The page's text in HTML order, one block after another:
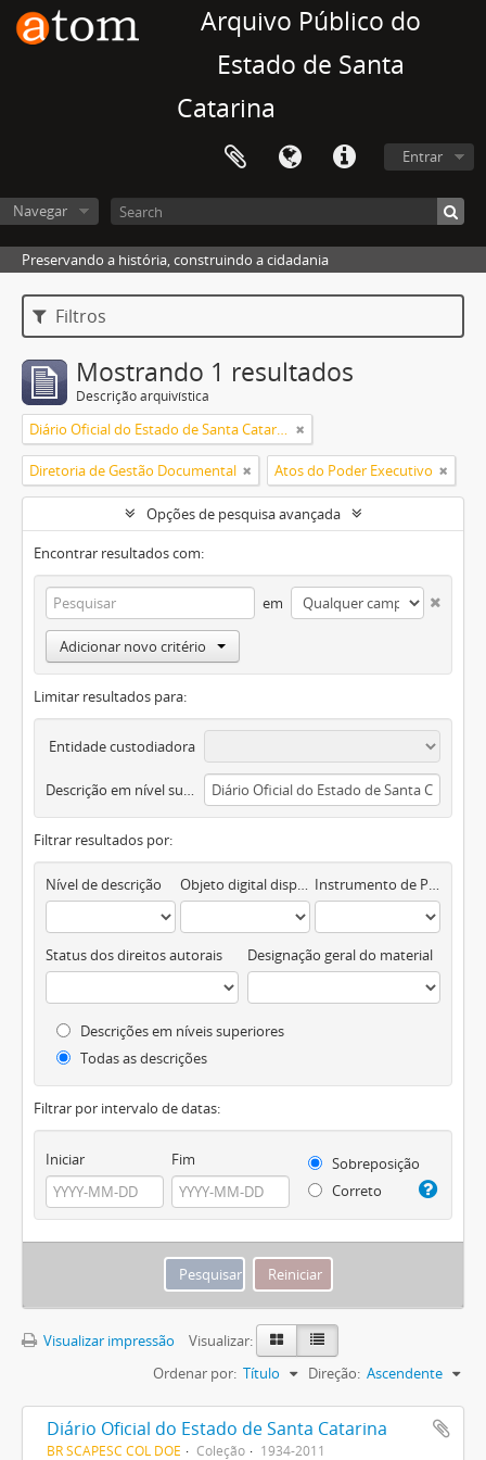
Arquivo Público do
Estado de Santa
Catarina
Entrar
Navegar
Preservando a história, construindo a cidadania
Filtros
Mostrando 1 resultados
Descrição arquivística
Diário Oficial do Estado de Santa Catarina
Diretoria de Gestão Documental Atos do Poder Executivo
Opções de pesquisa avançada
Encontrar resultados com:
em
Adicionar novo critério
Limitar resultados para:
Entidade custodiadora
Descrição em nível superior
Filtrar resultados por:
Nível de descrição Objeto digital disponível Instrumento de Pesquisa
Status dos direitos autorais Designação geral do material
Descrições em níveis superiores
Todas as descrições
Filtrar por intervalo de datas:
Iniciar Fim
Sobreposição
Correto
Visualizar impressão
Visualizar:
Ordenar por: Título Direção: Ascendente
Diário Oficial do Estado de Santa Catarina
BR SCAPESC COL DOE Coleção 1934-2011